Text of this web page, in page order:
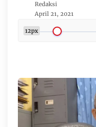
Redaksi
April 21, 2021
12px